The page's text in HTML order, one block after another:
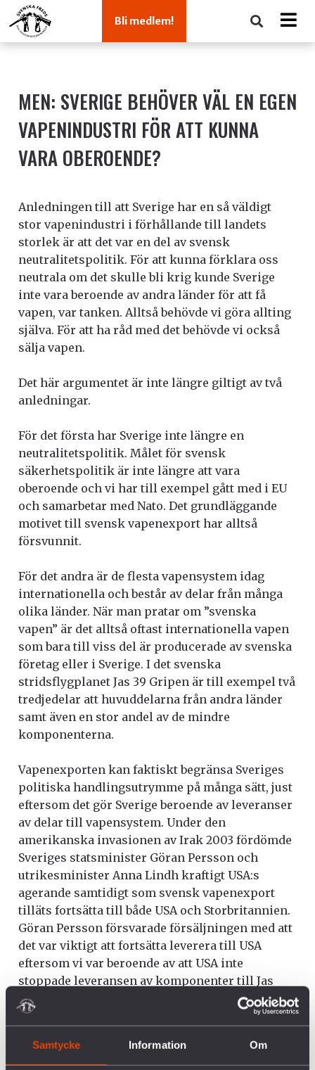
Samtycke Information Om
Bli medlem!
MEN: SVERIGE BEHÖVER VÄL EN EGEN
VAPENINDUSTRI FÖR ATT KUNNA
VARA OBEROENDE?
Anledningen till att Sverige har en så väldigt
stor vapenindustri i förhållande till landets
storlek är att det var en del av svensk
neutralitetspolitik. För att kunna förklara oss
neutrala om det skulle bli krig kunde Sverige
inte vara beroende av andra länder för att få
vapen, var tanken. Alltså behövde vi göra allting
själva. För att ha råd med det behövde vi också
sälja vapen.
Det här argumentet är inte längre giltigt av två
anledningar.
För det första har Sverige inte längre en
neutralitetspolitik. Målet för svensk
säkerhetspolitik är inte längre att vara
oberoende och vi har till exempel gått med i EU
och samarbetar med Nato. Det grundläggande
motivet till svensk vapenexport har alltså
försvunnit.
För det andra är de flesta vapensystem idag
internationella och består av delar från många
olika länder. När man pratar om ”svenska
vapen” är det alltså oftast internationella vapen
som bara till viss del är producerade av svenska
företag eller i Sverige. I det svenska
stridsflygplanet Jas 39 Gripen är till exempel två
tredjedelar att huvuddelarna från andra länder
samt även en stor andel av de mindre
komponenterna.
Vapenexporten kan faktiskt begränsa Sveriges
politiska handlingsutrymme på många sätt, just
eftersom det gör Sverige beroende av leveranser
av delar till vapensystem. Under den
amerikanska invasionen av Irak 2003 fördömde
Sveriges statsminister Göran Persson och
utrikesminister Anna Lindh kraftigt USA:s
agerande samtidigt som svensk vapenexport
tilläts fortsätta till både USA och Storbritannien.
Göran Persson försvarade försäljningen med att
det var viktigt att fortsätta leverera till USA
eftersom vi var beroende av att USA inte
stoppade leveransen av komponenter till Jas
Gripen.